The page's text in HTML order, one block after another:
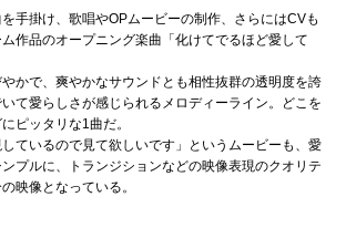
手掛け、歌唱やOPムービーの制作、さらにはCVも
作品のオープニング楽曲「化けてでるほど愛して
かで、爽やかなサウンドとも相性抜群の透明度を誇
て愛らしさが感じられるメロディーライン。どこを
ピッタリな1曲だ。
しているので見て欲しいです」というムービーも、愛
プルに、トランジションなどの映像表現のクオリテ
映像となっている。